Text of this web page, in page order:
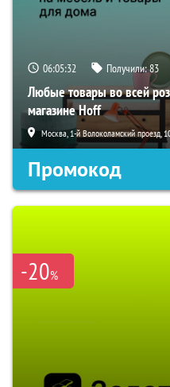
06:05:31 Получили:83
Любые товары во всей
магазине Hoff
Москва, 1-й Волоколамский проезд,
Промокод
-20%